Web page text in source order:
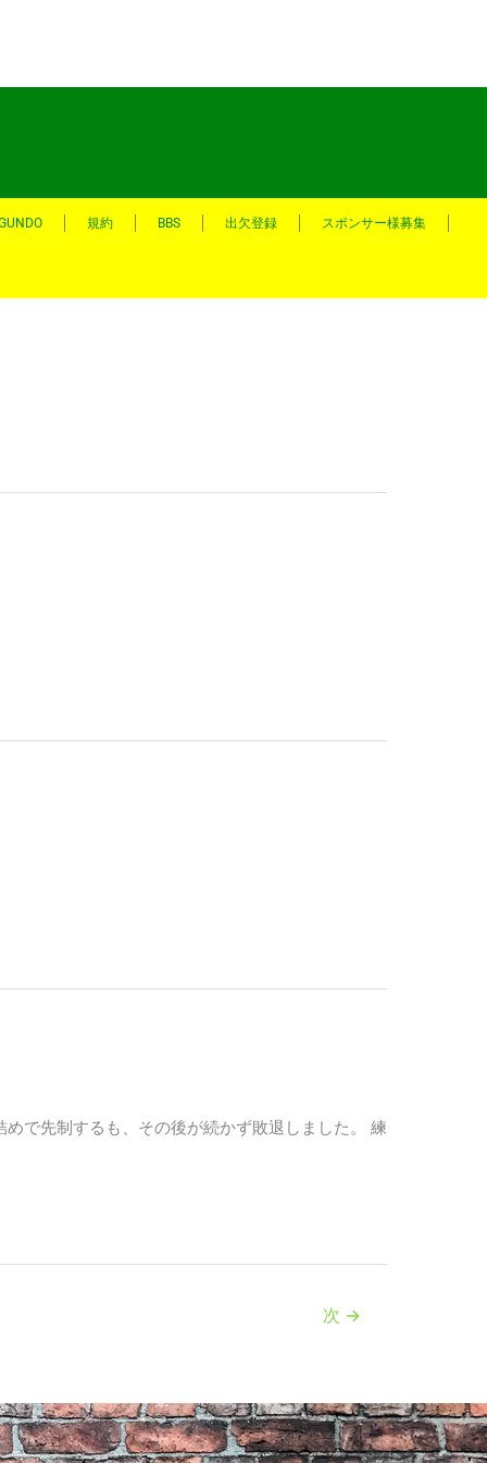
規約 BBS 出欠登録 スポンサー様募集
で先制するも、その後が続かず敗退しました。 練
次 →